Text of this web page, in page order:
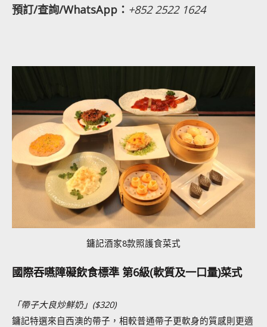
預訂/查詢/WhatsApp： +852 2522 1624
鏞記酒家8款照護食菜式
國際吞嚥障礙飲食標準 第6級(軟質及一口量)菜式
「帶子大良炒鮮奶」 ($320)
鏞記特選來自西澳的帶子，相較普通帶子更軟身的質感則更適